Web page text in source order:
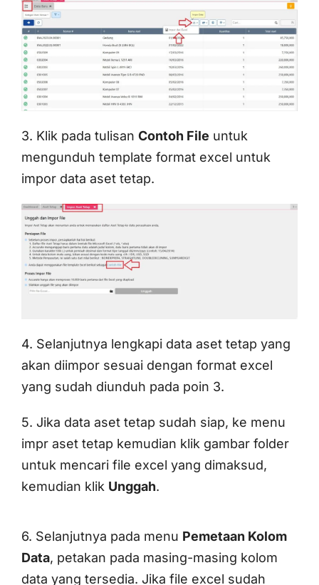
3. Klik pada tulisan Contoh File untuk
mengunduh template format excel untuk
impor data aset tetap.
4. Selanjutnya lengkapi data aset tetap yang
akan diimpor sesuai dengan format excel
yang sudah diunduh pada poin 3.
5. Jika data aset tetap sudah siap, ke menu
impr aset tetap kemudian klik gambar folder
untuk mencari file excel yang dimaksud,
kemudian klik Unggah.
6. Selanjutnya pada menu Pemetaan Kolom
Data, petakan pada masing-masing kolom
data yang tersedia. Jika file excel sudah